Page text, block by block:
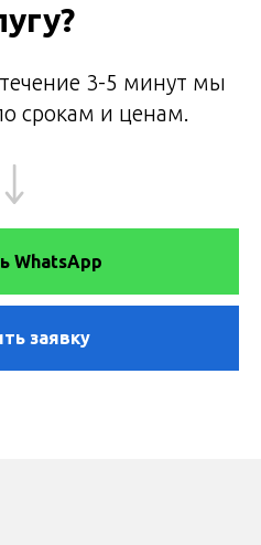
3-5 минут мы
срокам и ценам.
WhatsApp
заявку